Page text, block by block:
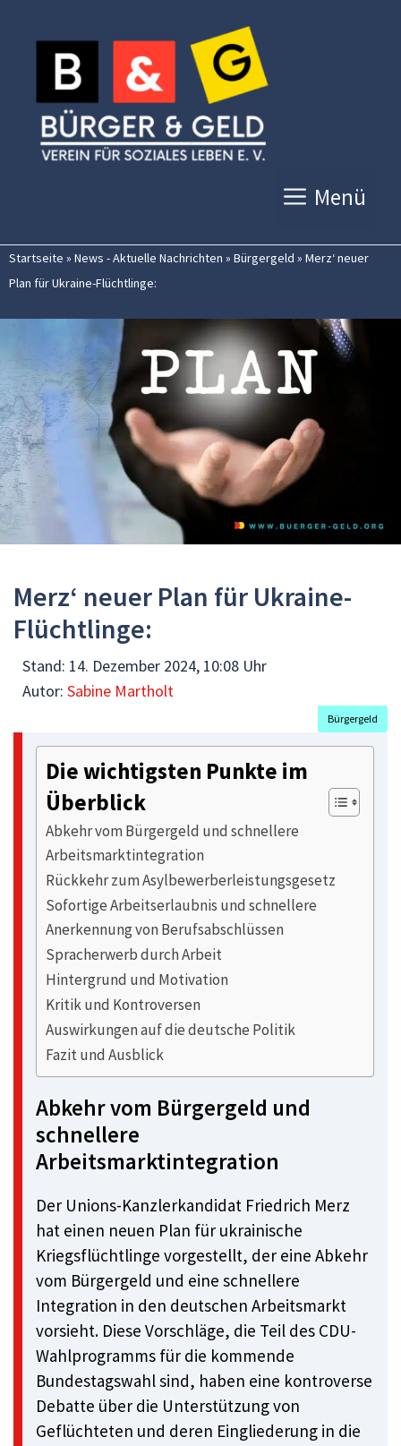
Inhalt
springen
Menü
Startseite » News - Aktuelle Nachrichten » Bürgergeld » Merz‘ neuer
Plan für Ukraine-Flüchtlinge:
Merz‘ neuer Plan für Ukraine-
Flüchtlinge:
Stand: 14. Dezember 2024, 10:08 Uhr
Autor: Sabine Martholt
Bürgergeld
Die wichtigsten Punkte im
Überblick
Abkehr vom Bürgergeld und schnellere
Arbeitsmarktintegration
Rückkehr zum Asylbewerberleistungsgesetz
Sofortige Arbeitserlaubnis und schnellere
Anerkennung von Berufsabschlüssen
Spracherwerb durch Arbeit
Hintergrund und Motivation
Kritik und Kontroversen
Auswirkungen auf die deutsche Politik
Fazit und Ausblick
Abkehr vom Bürgergeld und
schnellere
Arbeitsmarktintegration
Der Unions-Kanzlerkandidat Friedrich Merz
hat einen neuen Plan für ukrainische
Kriegsflüchtlinge vorgestellt, der eine Abkehr
vom Bürgergeld und eine schnellere
Integration in den deutschen Arbeitsmarkt
vorsieht. Diese Vorschläge, die Teil des CDU-
Wahlprogramms für die kommende
Bundestagswahl sind, haben eine kontroverse
Debatte über die Unterstützung von
Geflüchteten und deren Eingliederung in die